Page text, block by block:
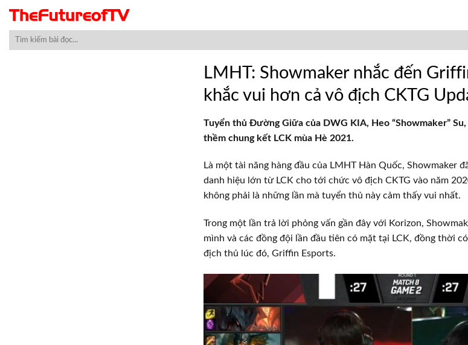
Skip
content
LMHT: Showmaker nhắc đến
khắc vui hơn cả vô địch CKTG
Tuyển thủ Đường Giữa của DWG KIA, Heo “Showmaker”
thềm chung kết LCK mùa Hè 2021.
Là một tài năng hàng đầu của LMHT Hàn Quốc, Showmaker
danh hiệu lớn từ LCK cho tới chức vô địch CKTG vào năm
không phải là những lần mà tuyển thủ này cảm thấy vui nhất.
Trong một lần trả lời phỏng vấn gần đây với Korizon,
mình và các đồng đội lần đầu tiên có mặt tại LCK, đồng thời
địch thủ lúc đó, Griffin Esports.